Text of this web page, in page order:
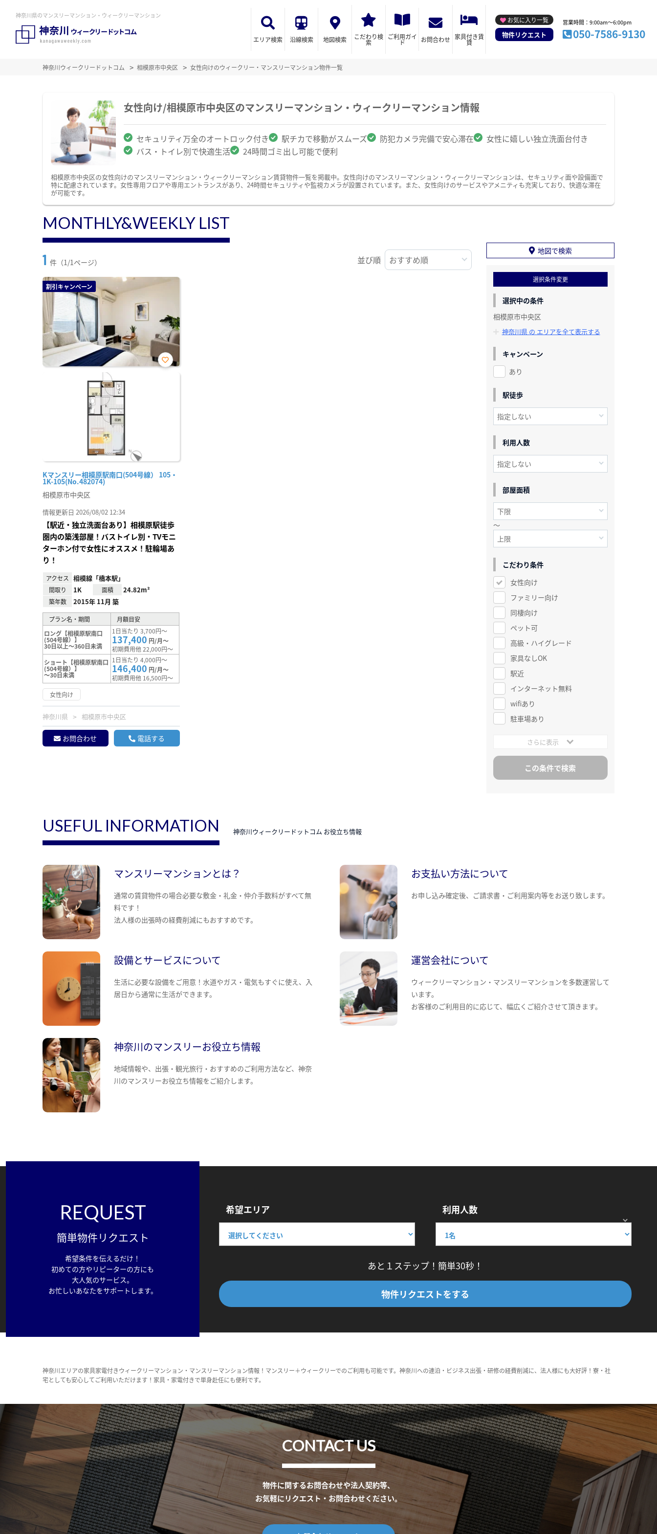
神奈川県のマンスリーマンション・ウィークリーマンション
エリア検索 沿線検索 地図検索 こだわり検
索
ご利用ガイ
ド お問合わせ 家具付き賃
貸
お気に入り一覧
物件リクエスト
営業時間：9:00am～6:00pm
050-7586-9130
神奈川ウィークリードットコム 相模原市中央区 女性向けのウィークリー・マンスリーマンション物件一覧
女性向け/相模原市中央区のマンスリーマンション・ウィークリーマンション情報
セキュリティ万全のオートロック付き 駅チカで移動がスムーズ 防犯カメラ完備で安心滞在
女性に嬉しい独立洗面台付き
バス・トイレ別で快適生活
24時間ゴミ出し可能で便利
相模原市中央区の女性向けのマンスリーマンション・ウィークリーマンション賃貸物件一覧を掲載中。女性向けのマンスリーマンション・ウィークリーマンションは、セキュリティ面や設備面で
特に配慮されています。女性専用フロアや専用エントランスがあり、24時間セキュリティや監視カメラが設置されています。また、女性向けのサービスやアメニティも充実しており、快適な滞在
が可能です。
MONTHLY&WEEKLY LIST
1 件（1/1ページ） 並び順
割引キャンペーン
Kマンスリー相模原駅南口(504号線） 105・
1K-105(No.482074)
お気
相模原市中央区
情報更新日 2026/08/02 12:34
【駅近・独立洗面台あり】相模原駅徒歩
圏内の築浅部屋！バストイレ別・TVモニ
ターホン付で女性にオススメ！駐輪場あ
り！
アクセス 相模線「橋本駅」
間取り 1K 面積 24.82m²
築年数 2015年 11月 築
プラン名・期間
月額目安
ロング【相模原駅南口
(504号線）】
30日以上～360日未満
1日当たり 3,700円～
137,400 円/月～
初期費用他 22,000円～
ショート【相模原駅南口
(504号線）】
～30日未満
1日当たり 4,000円～
146,400 円/月～
初期費用他 16,500円～
女性向け
神奈川県 相模原市中央区
お問合わせ 電話する
地図で検索
選択条件変更
選択中の条件
相模原市中央区
神奈川県 の エリアを全て表示する
キャンペーン
あり
駅徒歩
利用人数
部屋面積
～
こだわり条件
女性向け
ファミリー向け
同棲向け
ペット可
高級・ハイグレード
家具なしOK
駅近
インターネット無料
wifiあり
駐車場あり
さらに表示
USEFUL INFORMATION 神奈川ウィークリードットコム お役立ち情報
マンスリーマンションとは？
通常の賃貸物件の場合必要な敷金・礼金・仲介手数料がすべて無
料です！
法人様の出張時の経費削減にもおすすめです。
お支払い方法について
お申し込み確定後、ご請求書・ご利用案内等をお送り致します。
設備とサービスについて
生活に必要な設備をご用意！水道やガス・電気もすぐに使え、入
居日から通常に生活ができます。
運営会社について
ウィークリーマンション・マンスリーマンションを多数運営して
います。
お客様のご利用目的に応じて、幅広くご紹介させて頂きます。
神奈川のマンスリーお役立ち情報
地域情報や、出張・観光旅行・おすすめのご利用方法など、神奈
川のマンスリーお役立ち情報をご紹介します。
REQUEST
簡単物件リクエスト
希望条件を伝えるだけ！
初めての方やリピーターの方にも
大人気のサービス。
お忙しいあなたをサポートします。
希望エリア 利用人数
あと１ステップ！簡単30秒！
物件リクエストをする
神奈川エリアの家具家電付きウィークリーマンション・マンスリーマンション情報！マンスリー＋ウィークリーでのご利用も可能です。神奈川への連泊・ビジネス出張・研修の経費削減に、法人様にも大好評！寮・社
宅としても安心してご利用いただけます！家具・家電付きで単身赴任にも便利です。
CONTACT US
物件に関するお問合わせや法人契約等、
お気軽にリクエスト・お問合わせください。